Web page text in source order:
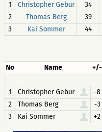
1
Christopher Gebur 34
2
Thomas Berg 39
3
Kai Sommer 44
No Name +/-
1
Christopher Gebur -8
2
Thomas Berg -3
3
Kai Sommer +2